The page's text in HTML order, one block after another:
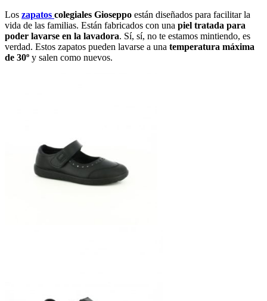
Los zapatos colegiales Gioseppo están diseñados para facilitar la
vida de las familias. Están fabricados con una piel tratada para
poder lavarse en la lavadora. Sí, sí, no te estamos mintiendo, es
verdad. Estos zapatos pueden lavarse a una temperatura máxima
de 30º y salen como nuevos.